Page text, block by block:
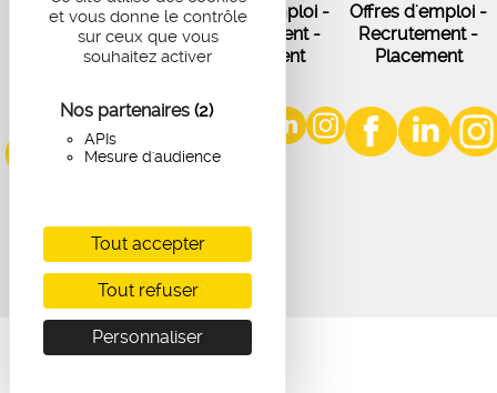
et vous donne le contrôle
sur ceux que vous
souhaitez activer
Nos partenaires (2)
APIs
Mesure d'audience
Tout accepter
Tout refuser
Personnaliser
05 56 67 48 57
Offres d'emploi -
Recrutement -
Offres d'emploi -
Recrutement -
Placement
Offres d'emploi -
Recrutement -
Placement